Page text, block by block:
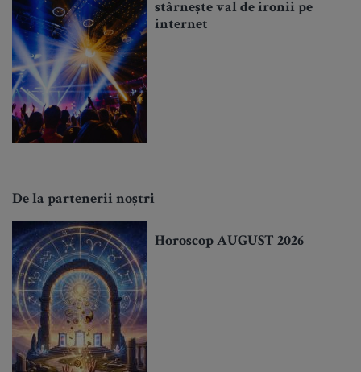
stârnește val de ironii pe
internet
De la partenerii noștri
Horoscop AUGUST 2026